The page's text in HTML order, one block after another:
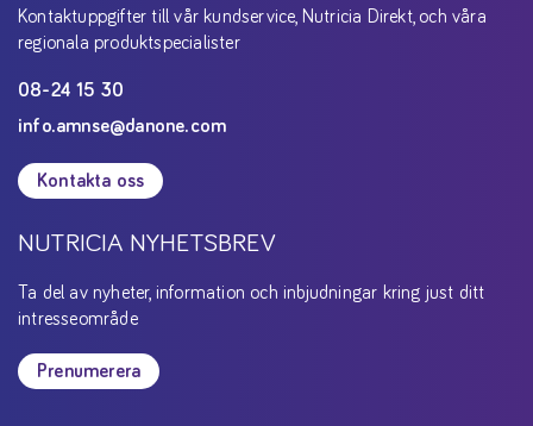
Kontaktuppgifter till vår kundservice, Nutricia Direkt, och våra
regionala produktspecialister
08-24 15 30
info.amnse@danone.com
Kontakta oss
NUTRICIA NYHETSBREV
Ta del av nyheter, information och inbjudningar kring just ditt
intresseområde
Prenumerera